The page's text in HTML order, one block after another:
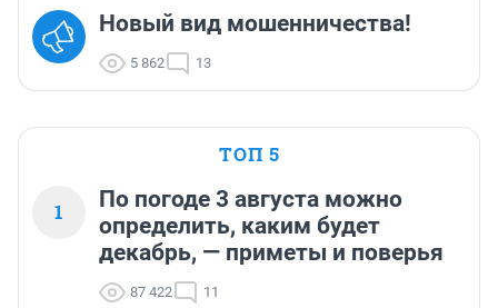
Новый вид мошенничества!
5 862 13
ТОП 5
1
По погоде 3 августа можно
определить, каким будет
декабрь, — приметы и поверья
87 422 11